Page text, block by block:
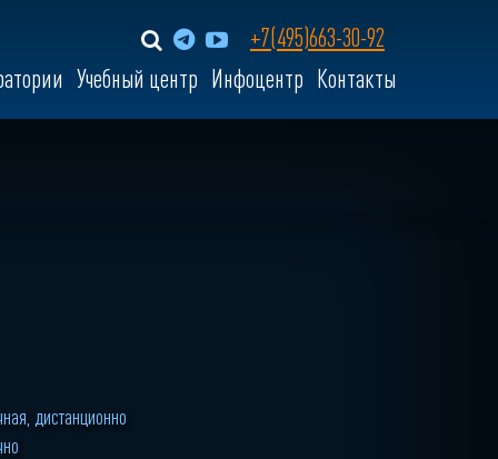
+7(495)663-30-92
Учебный центр Инфоцентр Контакты
дистанционно